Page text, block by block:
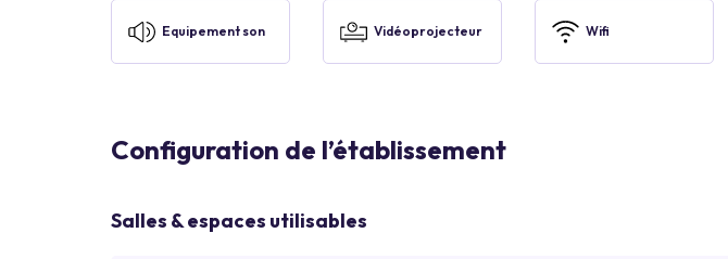
Equipement son Vidéoprojecteur Wifi
Configuration de l’établissement
Salles & espaces utilisables